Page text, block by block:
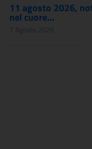
11 agosto 2026,
nel cuore...
7 Agosto 2026